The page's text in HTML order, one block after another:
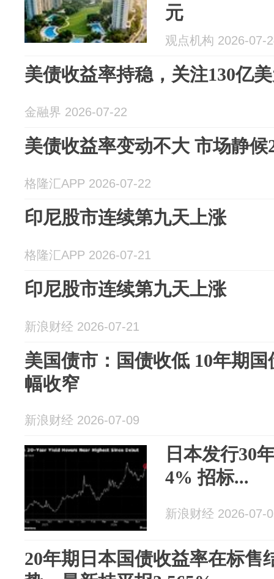
元
观点机构 2026-07-
美债收益率持稳，关注130亿
金融界 2026-07-22
美债收益率变动不大 市场静候
格隆汇APP 2026-07-22
印尼股市连续第九天上涨
格隆汇APP 2026-07-21
印尼股市连续第九天上涨
新浪财经 2026-07-21
美国债市：国债收低 10年期
幅收窄
新浪财经 2026-07-09
日本发行30
4% 招标...
新浪财经 2026-07-
20年期日本国债收益率在标售